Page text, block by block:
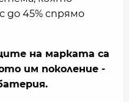
45% спрямо
на марката са
им поколение -